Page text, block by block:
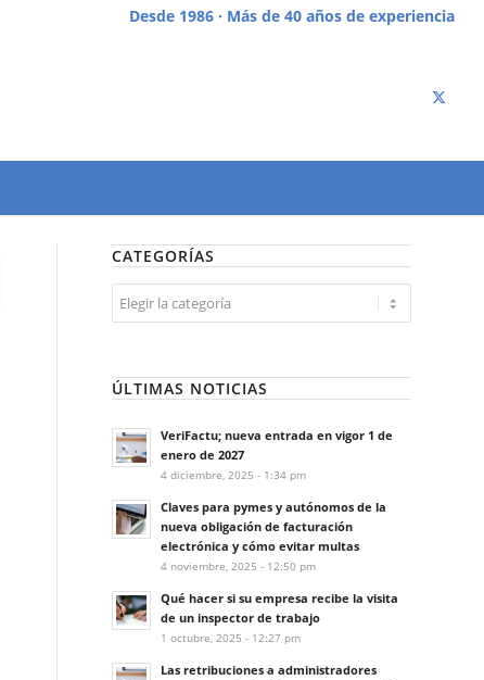
Desde 1986 · Más de 40 años de experiencia
CATEGORÍAS
Categorías
ÚLTIMAS NOTICIAS
VeriFactu; nueva entrada en vigor 1 de
enero de 2027
4 diciembre, 2025 - 1:34 pm
Claves para pymes y autónomos de la
nueva obligación de facturación
electrónica y cómo evitar multas
4 noviembre, 2025 - 12:50 pm
Qué hacer si su empresa recibe la visita
de un inspector de trabajo
1 octubre, 2025 - 12:27 pm
Las retribuciones a administradores